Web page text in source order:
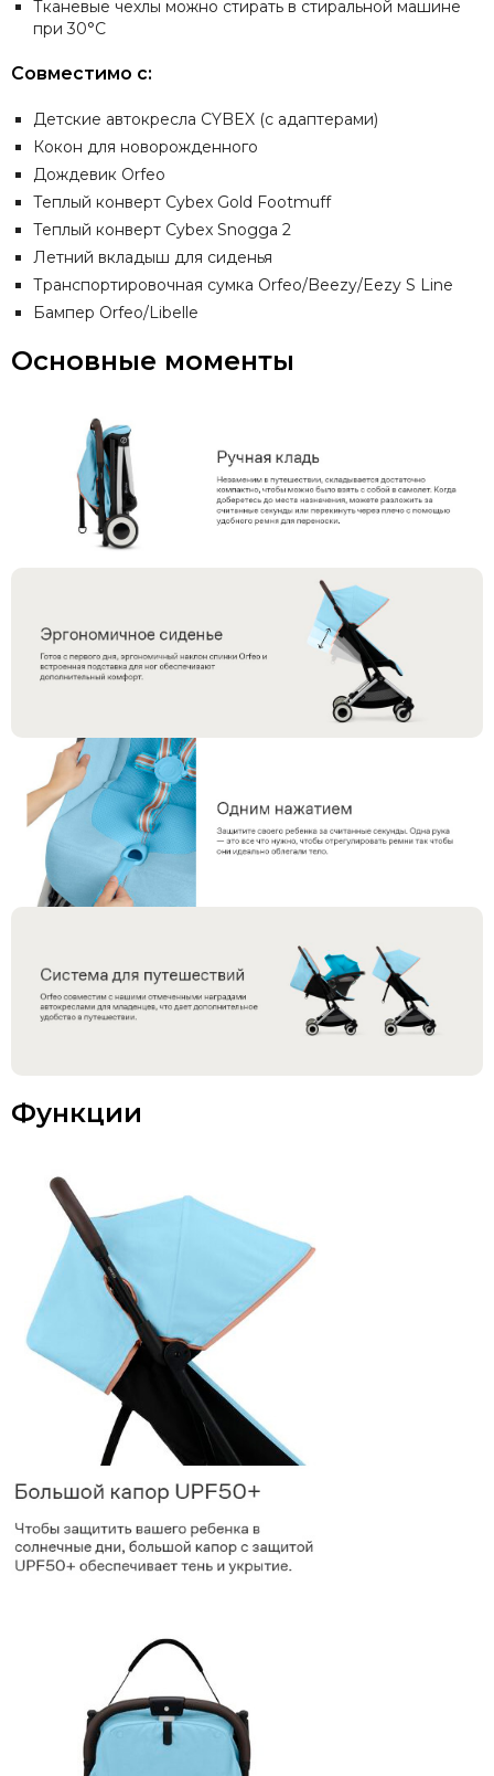
Тканевые чехлы можно стирать в стиральной машине
при 30°C
Совместимо с:
Детские автокресла CYBEX (с адаптерами)
Кокон для новорожденного
Дождевик Orfeo
Теплый конверт Cybex Gold Footmuff
Теплый конверт Cybex Snogga 2
Летний вкладыш для сиденья
Транспортировочная сумка Orfeo/Beezy/Eezy S Line
Бампер Orfeo/Libelle
Основные моменты
Функции